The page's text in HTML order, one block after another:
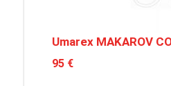
Umarex MAKAROV
95 €